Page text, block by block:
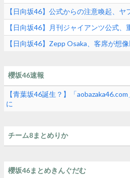
【日向坂46】公式からの注意喚起、
【日向坂46】月刊ジャイアンツ公式、
【日向坂46】Zepp Osaka、客席が想
櫻坂46速報
【青葉坂46誕生？】「
に
チーム8まとめりか
櫻坂46まとめきんぐだむ